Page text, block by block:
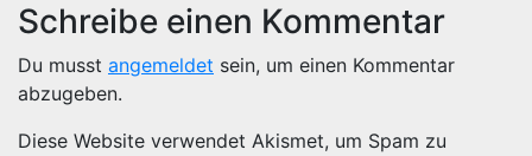
Schreibe einen Kommentar
Du musst angemeldet sein, um einen Kommentar
abzugeben.
Diese Website verwendet Akismet, um Spam zu